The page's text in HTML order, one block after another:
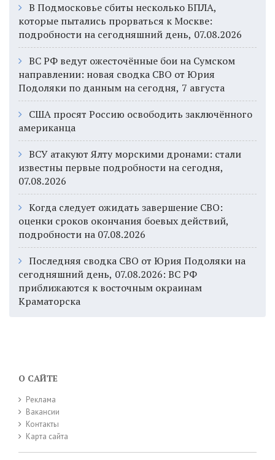
В Подмосковье сбиты несколько БПЛА,
которые пытались прорваться к Москве:
подробности на сегодняшний день, 07.08.2026
ВС РФ ведут ожесточённые бои на Сумском
направлении: новая сводка СВО от Юрия
Подоляки по данным на сегодня, 7 августа
США просят Россию освободить заключённого
американца
ВСУ атакуют Ялту морскими дронами: стали
известны первые подробности на сегодня,
07.08.2026
Когда следует ожидать завершение СВО:
оценки сроков окончания боевых действий,
подробности на 07.08.2026
Последняя сводка СВО от Юрия Подоляки на
сегодняшний день, 07.08.2026: ВС РФ
приближаются к восточным окраинам
Краматорска
О САЙТЕ
Реклама
Вакансии
Контакты
Карта сайта